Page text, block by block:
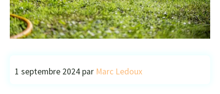
1 septembre 2024 par Marc Ledoux